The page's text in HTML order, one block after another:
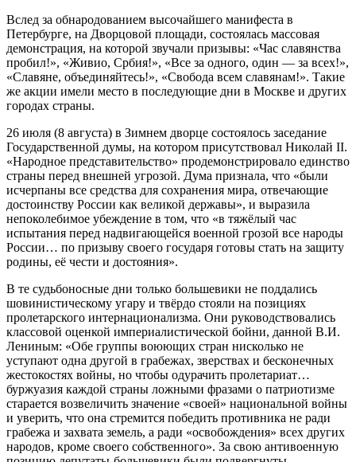
Вслед за обнародованием высочайшего манифеста в
Петербурге, на Дворцовой площади, состоялась массовая
демонстрация, на которой звучали призывы: «Час славянства
пробил!», «Живио, Србия!», «Все за одного, один — за всех!»,
«Славяне, объединяйтесь!», «Свобода всем славянам!». Такие
же акции имели место в последующие дни в Москве и других
городах страны.
26 июля (8 августа) в Зимнем дворце состоялось заседание
Государственной думы, на котором присутствовал Николай II.
«Народное представительство» продемонстрировало единство
страны перед внешней угрозой. Дума признала, что «были
исчерпаны все средства для сохранения мира, отвечающие
достоинству России как великой державы», и выразила
непоколебимое убеждение в том, что «в тяжёлый час
испытания перед надвигающейся военной грозой все народы
России… по призыву своего государя готовы стать на защиту
родины, её чести и достояния».
В те судьбоносные дни только большевики не поддались
шовинистическому угару и твёрдо стояли на позициях
пролетарского интернационализма. Они руководствовались
классовой оценкой империалистической бойни, данной В.И.
Лениным: «Обе группы воюющих стран нисколько не
уступают одна другой в грабежах, зверствах и бесконечных
жестокостях войны, но чтобы одурачить пролетариат…
буржуазия каждой страны ложными фразами о патриотизме
старается возвеличить значение «своей» национальной войны
и уверить, что она стремится победить противника не ради
грабежа и захвата земель, а ради «освобождения» всех других
народов, кроме своего собственного». За свою антивоенную